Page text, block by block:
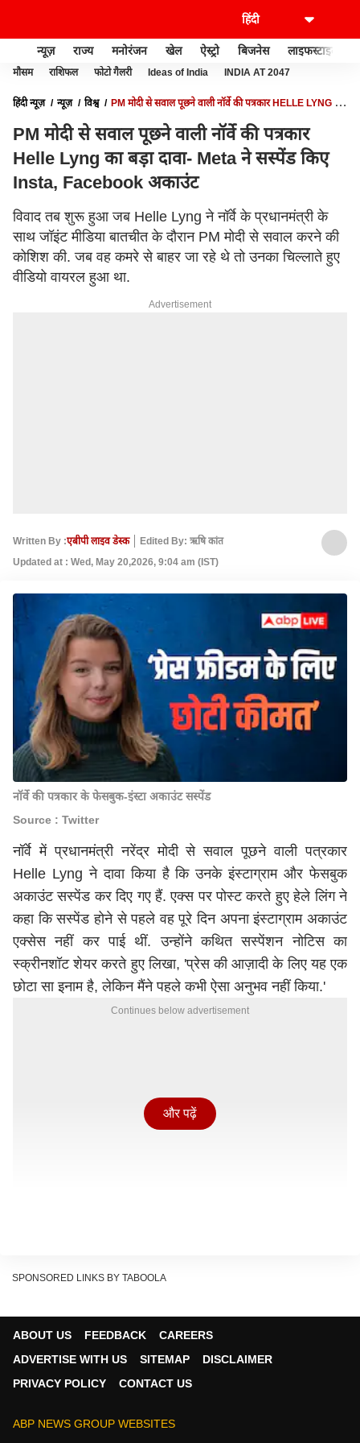
न्यूज़ राज्य मनोरंजन खेल ऐस्ट्रो बिजनेस लाइफस्टाइल
मौसम राशिफल फोटो गैलरी Ideas of India INDIA AT 2047
हिंदी न्यूज़ न्यूज़ विश्व
PM मोदी से सवाल पूछने वाली नॉर्वे की पत्रकार HELLE LYNG का
PM मोदी से सवाल पूछने वाली नॉर्वे की पत्रकार
Helle Lyng का बड़ा दावा- Meta ने सस्पेंड किए
Insta, Facebook अकाउंट
विवाद तब शुरू हुआ जब Helle Lyng ने नॉर्वे के प्रधानमंत्री के
साथ जॉइंट मीडिया बातचीत के दौरान PM मोदी से सवाल करने की
कोशिश की. जब वह कमरे से बाहर जा रहे थे तो उनका चिल्लाते हुए
वीडियो वायरल हुआ था.
Advertisement
Written By :एबीपी लाइव डेस्क
Edited By: ऋषि कांत
Updated at : Wed, May 20,2026, 9:04 am (IST)
नॉर्वे की पत्रकार के फेसबुक-इंस्टा अकाउंट सस्पेंड
Source : Twitter
नॉर्वे में प्रधानमंत्रीनरेंद्र मोदीसे सवाल पूछने वाली पत्रकार
Helle Lyng ने दावा किया है कि उनके इंस्टाग्राम और फेसबुक
अकाउंट सस्पेंड कर दिए गए हैं. एक्स पर पोस्ट करते हुए हेले लिंग ने
कहा कि सस्पेंड होने से पहले वह पूरे दिन अपना इंस्टाग्राम अकाउंट
एक्सेस नहीं कर पाई थीं. उन्होंने कथित सस्पेंशन नोटिस का
स्क्रीनशॉट शेयर करते हुए लिखा, 'प्रेस की आज़ादी के लिए यह एक
छोटा सा इनाम है, लेकिन मैंने पहले कभी ऐसा अनुभव नहीं किया.'
Continues below advertisement
इंस्टाग्राम और फेसबुक अकाउंट सस्पेंड कर दिए गए हैं. उन्होंने मेटा
और पढ़ें
SPONSORED LINKS BY TABOOLA
ABOUT US FEEDBACK
CAREERS
ADVERTISE WITH US
SITEMAP
DISCLAIMER
PRIVACY POLICY
CONTACT US
ABP NEWS GROUP WEBSITES